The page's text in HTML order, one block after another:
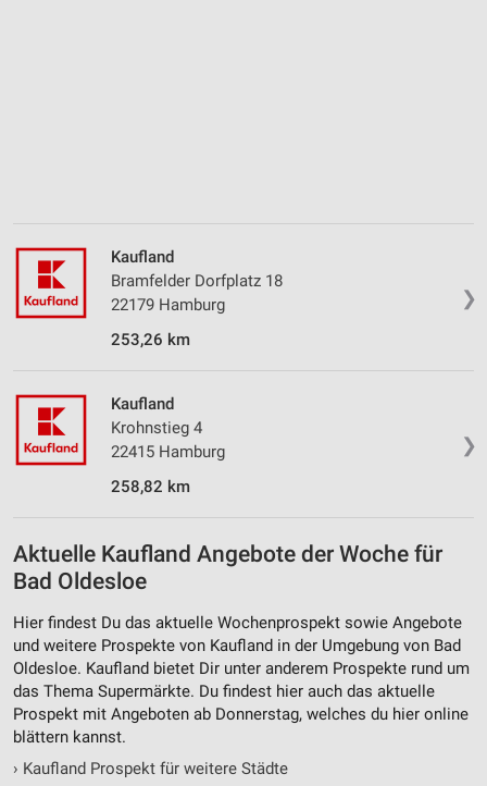
❯
Kaufland
Bramfelder Dorfplatz 18
22179 Hamburg
253,26 km
❯
Kaufland
Krohnstieg 4
22415 Hamburg
258,82 km
Aktuelle Kaufland Angebote der Woche für
Bad Oldesloe
Hier findest Du das aktuelle Wochenprospekt sowie Angebote
und weitere Prospekte von Kaufland in der Umgebung von Bad
Oldesloe. Kaufland bietet Dir unter anderem Prospekte rund um
das Thema Supermärkte. Du findest hier auch das aktuelle
Prospekt mit Angeboten ab Donnerstag, welches du hier online
blättern kannst.
› Kaufland Prospekt für weitere Städte
Nicht-IAB-Verarbeitungszwecke:
Notwendig
Performance
Werbung